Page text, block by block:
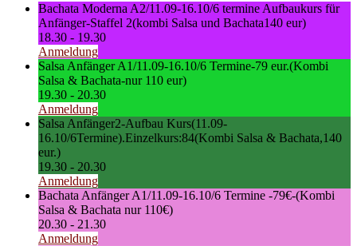
Bachata Moderna A2/11.09-16.10/6 termine Aufbaukurs für
Anfänger-Staffel 2(kombi Salsa und Bachata140 eur)
18.30 - 19.30
Anmeldung
Salsa Anfänger A1/11.09-16.10/6 Termine-79 eur.(Kombi
Salsa & Bachata-nur 110 eur)
19.30 - 20.30
Anmeldung
Salsa Anfänger2-Aufbau Kurs(11.09-
16.10/6Termine).Einzelkurs:84(Kombi Salsa & Bachata,140
eur.)
19.30 - 20.30
Anmeldung
Bachata Anfänger A1/11.09-16.10/6 Termine -79€-(Kombi
Salsa & Bachata nur 110€)
20.30 - 21.30
Anmeldung